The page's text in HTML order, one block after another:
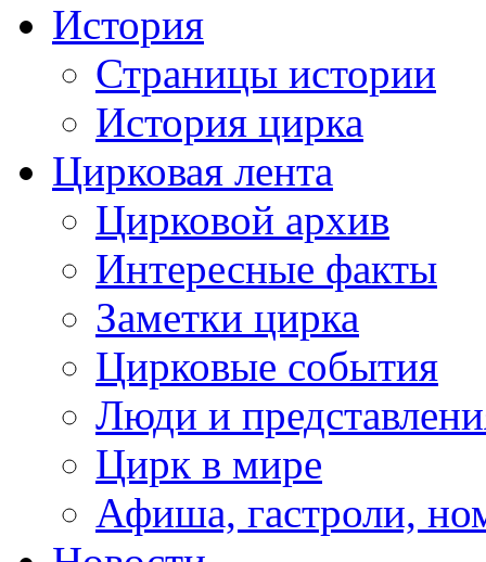
История
Страницы истории
История цирка
Цирковая лента
Цирковой архив
Интересные факты
Заметки цирка
Цирковые события
Люди и
Цирк в мире
Афиша, гастроли,